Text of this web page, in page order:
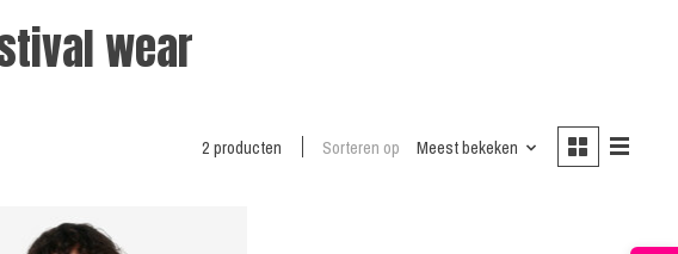
wear
2 producten Sorteren op Meest bekeken